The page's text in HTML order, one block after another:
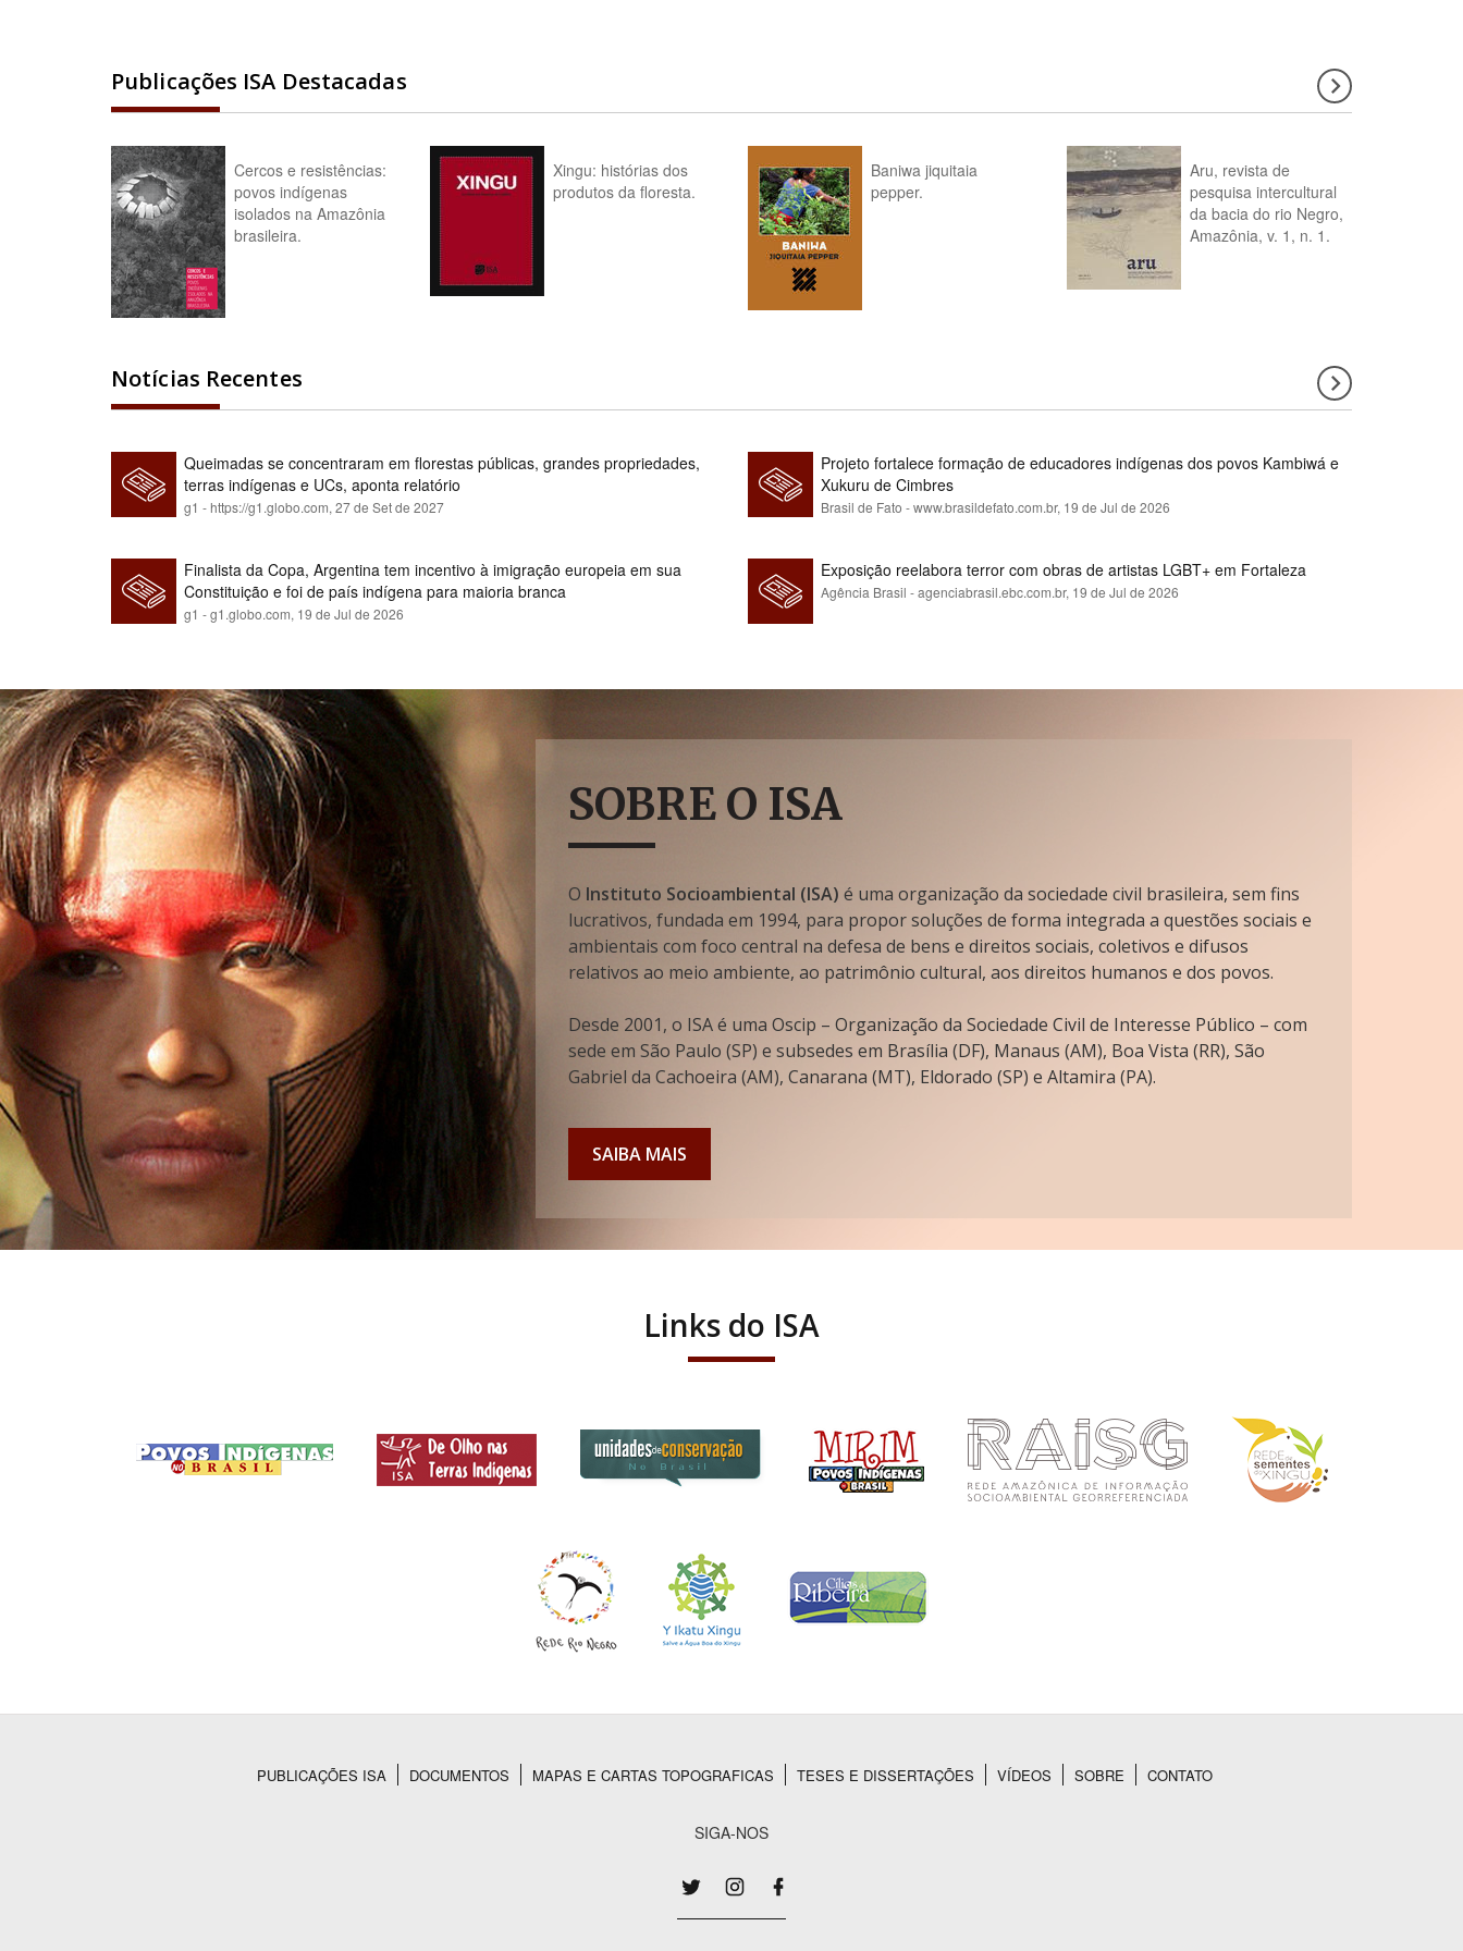
Publicações ISA Destacadas
Cercos e resistências:
povos indígenas
isolados na Amazônia
brasileira.
Xingu: histórias dos
produtos da floresta.
Baniwa jiquitaia
pepper.
Aru, revista de
pesquisa intercultural
da bacia do rio Negro,
Amazônia, v. 1, n. 1.
Notícias Recentes
Queimadas se concentraram em florestas públicas, grandes propriedades,
terras indígenas e UCs, aponta relatório
g1 - https://g1.globo.com, 27 de Set de 2027
Projeto fortalece formação de educadores indígenas dos povos Kambiwá e
Xukuru de Cimbres
Brasil de Fato - www.brasildefato.com.br, 19 de Jul de 2026
Finalista da Copa, Argentina tem incentivo à imigração europeia em sua
Constituição e foi de país indígena para maioria branca
g1 - g1.globo.com, 19 de Jul de 2026
Exposição reelabora terror com obras de artistas LGBT+ em Fortaleza
Agência Brasil - agenciabrasil.ebc.com.br, 19 de Jul de 2026
SOBRE O ISA
O Instituto Socioambiental (ISA) é uma organização da sociedade civil brasileira, sem fins
lucrativos, fundada em 1994, para propor soluções de forma integrada a questões sociais e
ambientais com foco central na defesa de bens e direitos sociais, coletivos e difusos
relativos ao meio ambiente, ao patrimônio cultural, aos direitos humanos e dos povos.
Desde 2001, o ISA é uma Oscip – Organização da Sociedade Civil de Interesse Público – com
sede em São Paulo (SP) e subsedes em Brasília (DF), Manaus (AM), Boa Vista (RR), São
Gabriel da Cachoeira (AM), Canarana (MT), Eldorado (SP) e Altamira (PA).
SAIBA MAIS
Links do ISA
PUBLICAÇÕES ISA DOCUMENTOS MAPAS E CARTAS TOPOGRAFICAS TESES E DISSERTAÇÕES VÍDEOS SOBRE CONTATO
SIGA-NOS